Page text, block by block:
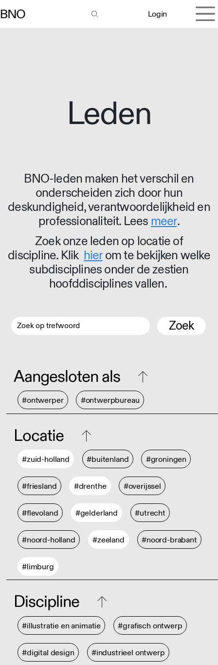
Login
Leden
BNO-leden maken het verschil en
onderscheiden zich door hun
deskundigheid, verantwoordelijkheid en
professionaliteit. Lees meer.
Zoek onze leden op locatie of
discipline. Klik hierom te bekijken welke
subdisciplines onder de zestien
hoofddisciplines vallen.
Zoek
Aangesloten als
#ontwerper #ontwerpbureau
Locatie
#zuid-holland #buitenland #groningen
#friesland #drenthe #overijssel
#flevoland #gelderland #utrecht
#noord-holland #zeeland #noord-brabant
#limburg
Discipline
#illustratie en animatie #grafisch ontwerp
#digital design #industrieel ontwerp